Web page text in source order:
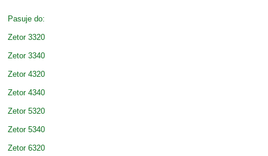
Pasuje do:
Zetor 3320
Zetor 3340
Zetor 4320
Zetor 4340
Zetor 5320
Zetor 5340
Zetor 6320